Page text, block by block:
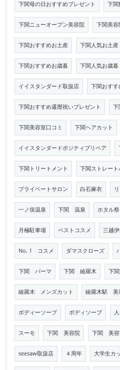
下関母の日おすすめプレゼント 下関
下関ニューオープン美容院 下関美容
下関おすすめお土産 下関人気お土産
下関おすすめお歳暮 下関人気お歳暮
イイスタンダード取扱店 下関おすす
下関おすすめ還暦祝いプレゼント 下
下関美容室口コミ 下関ヘアカット
イイスタンダードポジティブリペア
下関トリートメント 下関ストレート
プライベートサロン 白石麻衣
一ノ俣温泉 下関 温泉 ホタル祭
月極駐車場 ベストコスメ 三越
No. 1 コスメ ダマスクローズ
下関 パーマ 下関 綾羅木 下
綾羅木 メンズカット 綾羅木駅 美
ボディーソープ ボディソープ
スーモ 下関 美容院 下関 美容
seesaw取扱店 ４周年 大学生カ